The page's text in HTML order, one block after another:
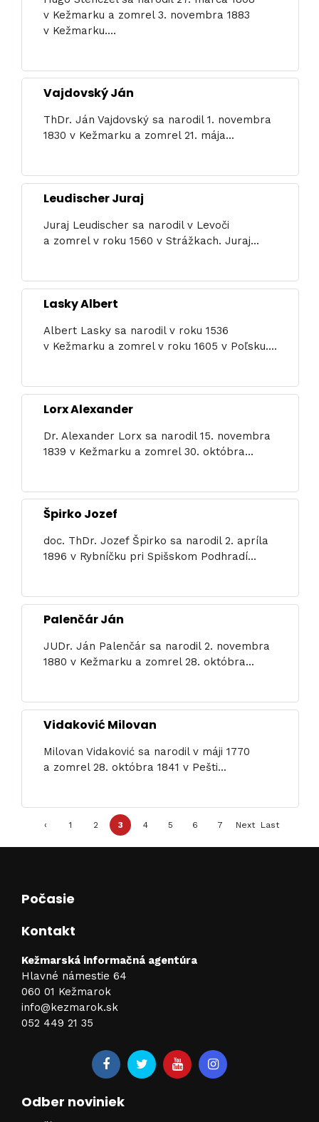
v Kežmarku a zomrel 3. novembra 1883
v Kežmarku....
Vajdovský Ján
ThDr. Ján Vajdovský sa narodil 1. novembra
1830 v Kežmarku a zomrel 21. mája...
Leudischer Juraj
Juraj Leudischer sa narodil v Levoči
a zomrel v roku 1560 v Strážkach. Juraj...
Lasky Albert
Albert Lasky sa narodil v roku 1536
v Kežmarku a zomrel v roku 1605 v Poľsku....
Lorx Alexander
Dr. Alexander Lorx sa narodil 15. novembra
1839 v Kežmarku a zomrel 30. októbra...
Špirko Jozef
doc. ThDr. Jozef Špirko sa narodil 2. apríla
1896 v Rybníčku pri Spišskom Podhradí...
Palenčár Ján
JUDr. Ján Palenčár sa narodil 2. novembra
1880 v Kežmarku a zomrel 28. októbra...
Vidaković Milovan
Milovan Vidaković sa narodil v máji 1770
a zomrel 28. októbra 1841 v Pešti...
‹
Previ
1 2 3 4 5 6 7 Next
›
Last
»
Počasie
Kontakt
Kežmarská informačná agentúra
Hlavné námestie 64
060 01 Kežmarok
info@kezmarok.sk
052 449 21 35
Odber noviniek